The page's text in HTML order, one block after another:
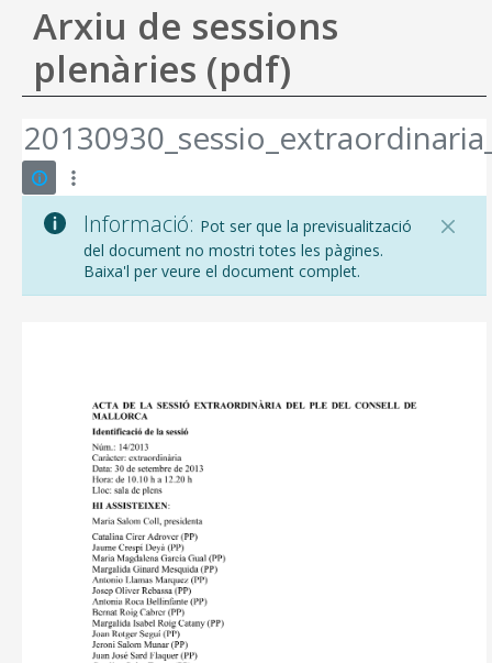
CONSELL DE MALLORCA
SEU ELECTRÒNICA
MALLORCA.ES
TRANSPARÈNCIA
Ajuda
Arxiu de sessions
plenàries (pdf)
Informació: Pot ser que la previsualització
del document no mostri totes les pàgines.
Baixa'l per veure el document complet.